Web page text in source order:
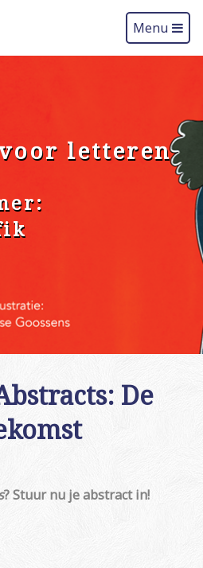
Menu
letteren
De
? Stuur nu je abstract in!